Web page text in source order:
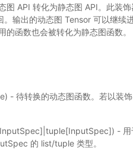
图 API 转化为静态图 API。此装
。输出的动态图 Tensor 可以继续
的函数也会被转化为静态图函数。
- 待转换的动态图函数。若以装
- 用
的 list/tuple 类型。